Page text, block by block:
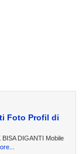
Foto Profil di
DIGANTI Mobile